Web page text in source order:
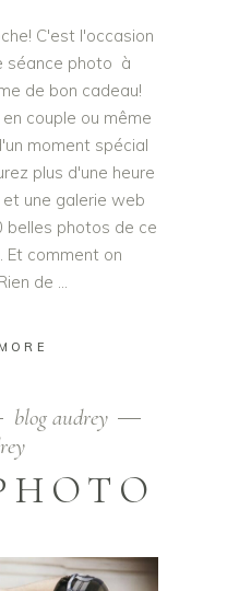
C'est l'occasion
séance photo à
de bon cadeau!
couple ou même
moment spécial
plus d'une heure
une galerie web
belles photos de ce
Et comment on
de
blog audrey